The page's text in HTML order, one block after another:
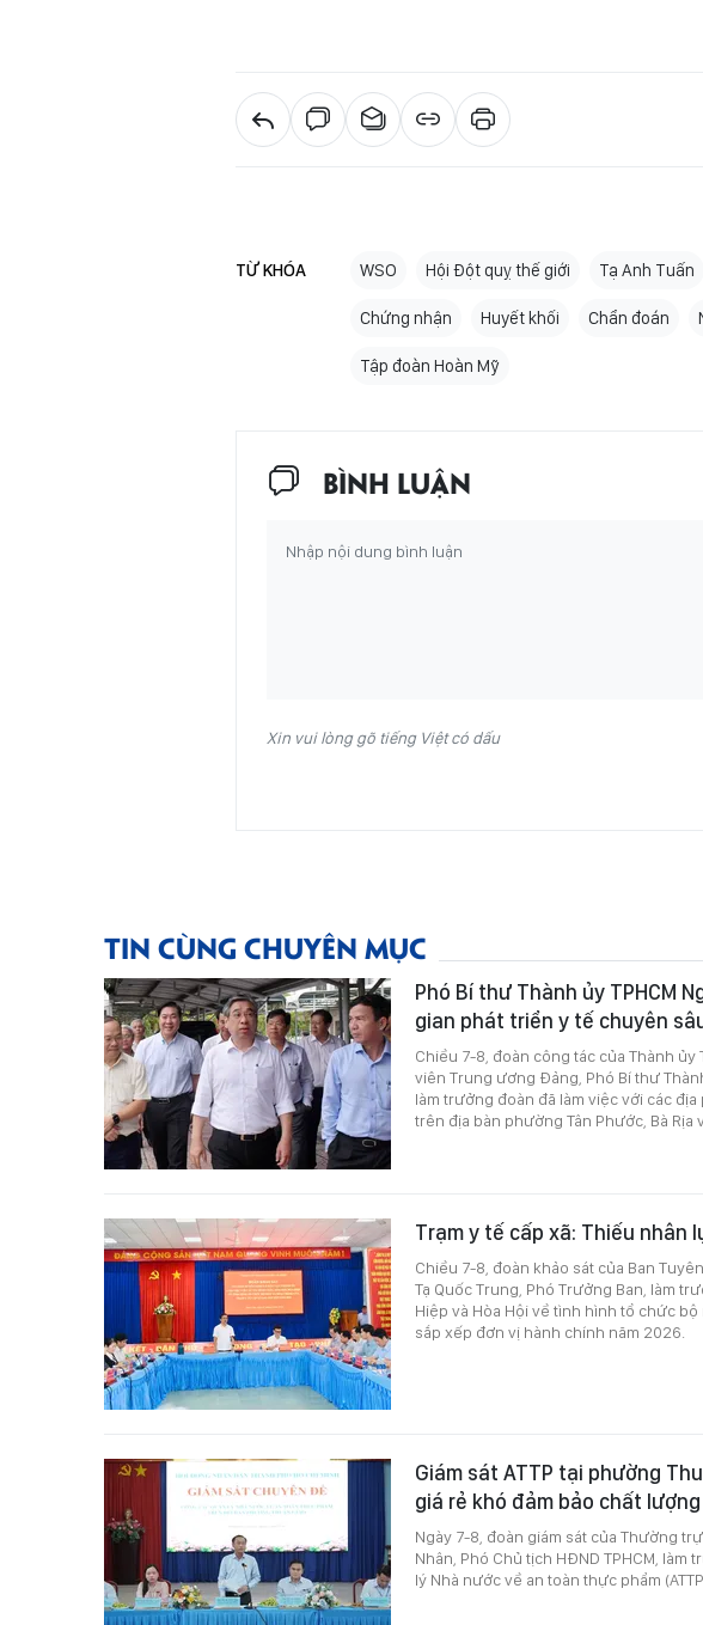
TỪ KHÓA WSO Hội Đột quỵ thế giới Tạ Anh Tuấn
Chứng nhận Huyết khối Chẩn đoán
Tập đoàn Hoàn Mỹ
BÌNH LUẬN
Xin vui lòng gõ tiếng Việt có dấu
TIN CÙNG CHUYÊN MỤC
Phó Bí thư Thành ủy TPHCM
gian phát triển y tế chuyên
Chiều 7-8, đoàn công tác của Thành
viên Trung ương Đảng, Phó Bí thư
làm trưởng đoàn đã làm việc với các
trên địa bàn phường Tân Phước, Bà Rịa
Trạm y tế cấp xã: Thiếu nhân
Chiều 7-8, đoàn khảo sát của Ban
Tạ Quốc Trung, Phó Trưởng Ban, làm
Hiệp và Hòa Hội về tình hình tổ chức
sắp xếp đơn vị hành chính năm 2026.
Giám sát ATTP tại phường
giá rẻ khó đảm bảo chất lượng
Ngày 7-8, đoàn giám sát của Thường
Nhân, Phó Chủ tịch HĐND TPHCM,
lý Nhà nước về an toàn thực phẩm